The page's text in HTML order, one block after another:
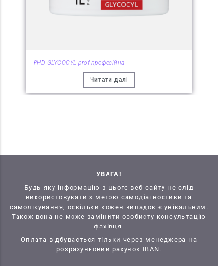
PHD GLYCOCYL prof професійна
Читати далі
УВАГА!
Будь-яку інформацію з цього веб-сайту не слід
використовувати з метою самодіагностики та
самолікування, оскільки кожен випадок є унікальним.
Також вона не може замінити особисту консультацію
фахівця.
Оплата відбувається тільки через менеджера на
розрахунковий рахунок IBAN.